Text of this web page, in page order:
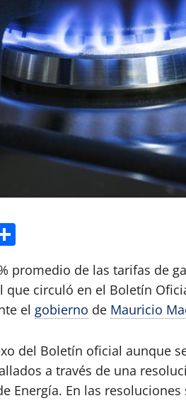
promedio de las tarifas de
circuló en el Boletín
el gobierno de Mauricio
del Boletín oficial aunque
a través de una
Energía. En las resoluciones